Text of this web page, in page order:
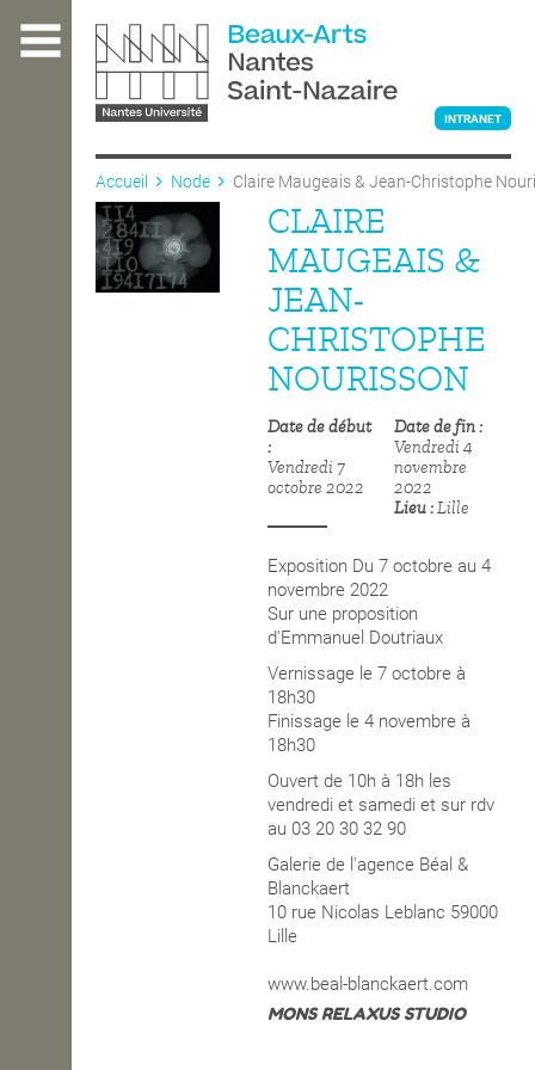
contenu
L'ÉCOLE
INTRANET
Accueil Node Claire Maugeais & Jean-Christophe
CLAIRE
MAUGEAIS &
JEAN-
CHRISTOPHE
NOURISSON
Date de début
Vendredi 7
octobre 2022
Date de fin
Vendredi 4
novembre
2022
Lieu Lille
Exposition Du 7 octobre au 4
novembre 2022
Sur une proposition
d'Emmanuel Doutriaux
Vernissage le 7 octobre à
18h30
Finissage le 4 novembre à
18h30
Ouvert de 10h à 18h les
vendredi et samedi et sur rdv
au 03 20 30 32 90
Galerie de l'agence Béal &
Blanckaert
10 rue Nicolas Leblanc 59000
Lille
www.beal-blanckaert.com
MONS RELAXUS STUDIO